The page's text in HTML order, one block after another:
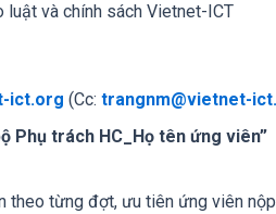
và chính sách Vietnet-ICT
ict.org (Cc: trangnm@vietnet-
Phụ trách HC_Họ tên ứng viên”
theo từng đợt, ưu tiên ứng viên